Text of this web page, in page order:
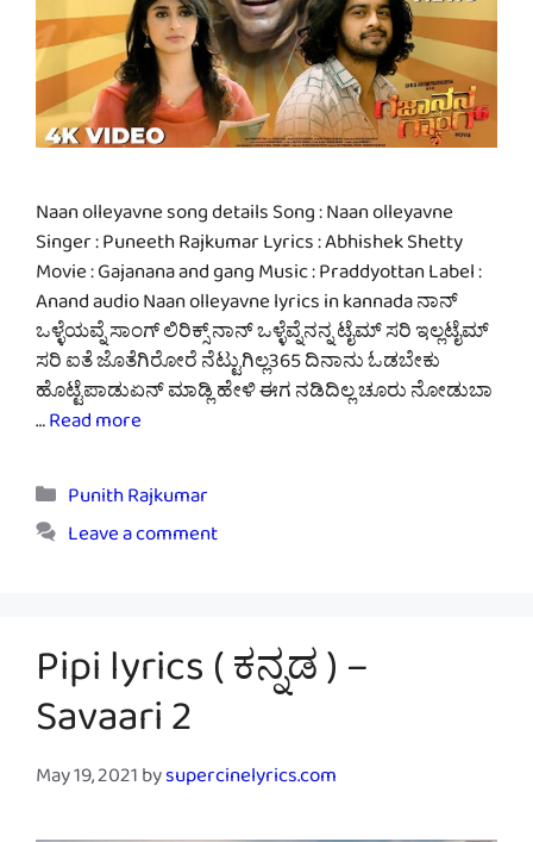
Naan olleyavne song details Song : Naan olleyavne
Singer : Puneeth Rajkumar Lyrics : Abhishek Shetty
Movie : Gajanana and gang Music : Praddyottan Label :
Anand audio Naan olleyavne lyrics in kannada ನಾನ್
ಒಳ್ಳೆಯವ್ನೆ ಸಾಂಗ್ ಲಿರಿಕ್ಸ್ ನಾನ್ ಒಳ್ಳೆವ್ನೆನನ್ನ ಟೈಮ್ ಸರಿ ಇಲ್ಲಟೈಮ್
ಸರಿ ಐತೆ ಜೊತೆಗಿರೋರೆ ನೆಟ್ಟುಗಿಲ್ಲ365 ದಿನಾನು ಓಡಬೇಕು
ಹೊಟ್ಟೆಪಾಡುಏನ್ ಮಾಡ್ಲಿ ಹೇಳಿ ಈಗ ನಡಿದಿಲ್ಲ ಚೂರು ನೋಡುಬಾ
…Read more
Categories
Punith Rajkumar
Leave a comment
Pipi lyrics ( ಕನ್ನಡ ) –
Savaari 2
May 19, 2021bysupercinelyrics.com